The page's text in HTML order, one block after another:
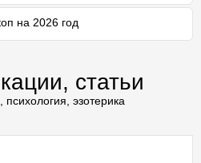
на 2026 год
статьи
психология, эзотерика